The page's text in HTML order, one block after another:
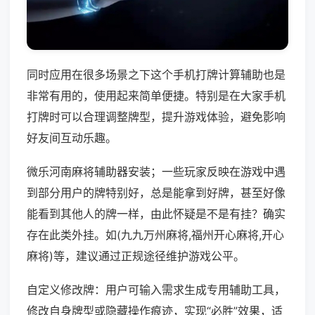
同时应用在很多场景之下这个手机打牌计算辅助也是
非常有用的，使用起来简单便捷。特别是在大家手机
打牌时可以合理调整牌型，提升游戏体验，避免影响
好友间互动乐趣。
微乐河南麻将辅助器安装；一些玩家反映在游戏中遇
到部分用户的牌特别好，总是能拿到好牌，甚至好像
能看到其他人的牌一样，由此怀疑是不是有挂？确实
存在此类外挂。如(九九万州麻将,福州开心麻将,开心
麻将)等，建议通过正规途径维护游戏公平。
自定义修改牌：用户可输入需求生成专用辅助工具，
修改自身牌型或隐藏操作痕迹，实现“必胜”效果，适